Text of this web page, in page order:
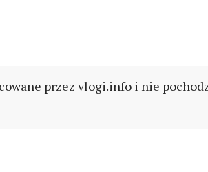
przez vlogi.info i nie